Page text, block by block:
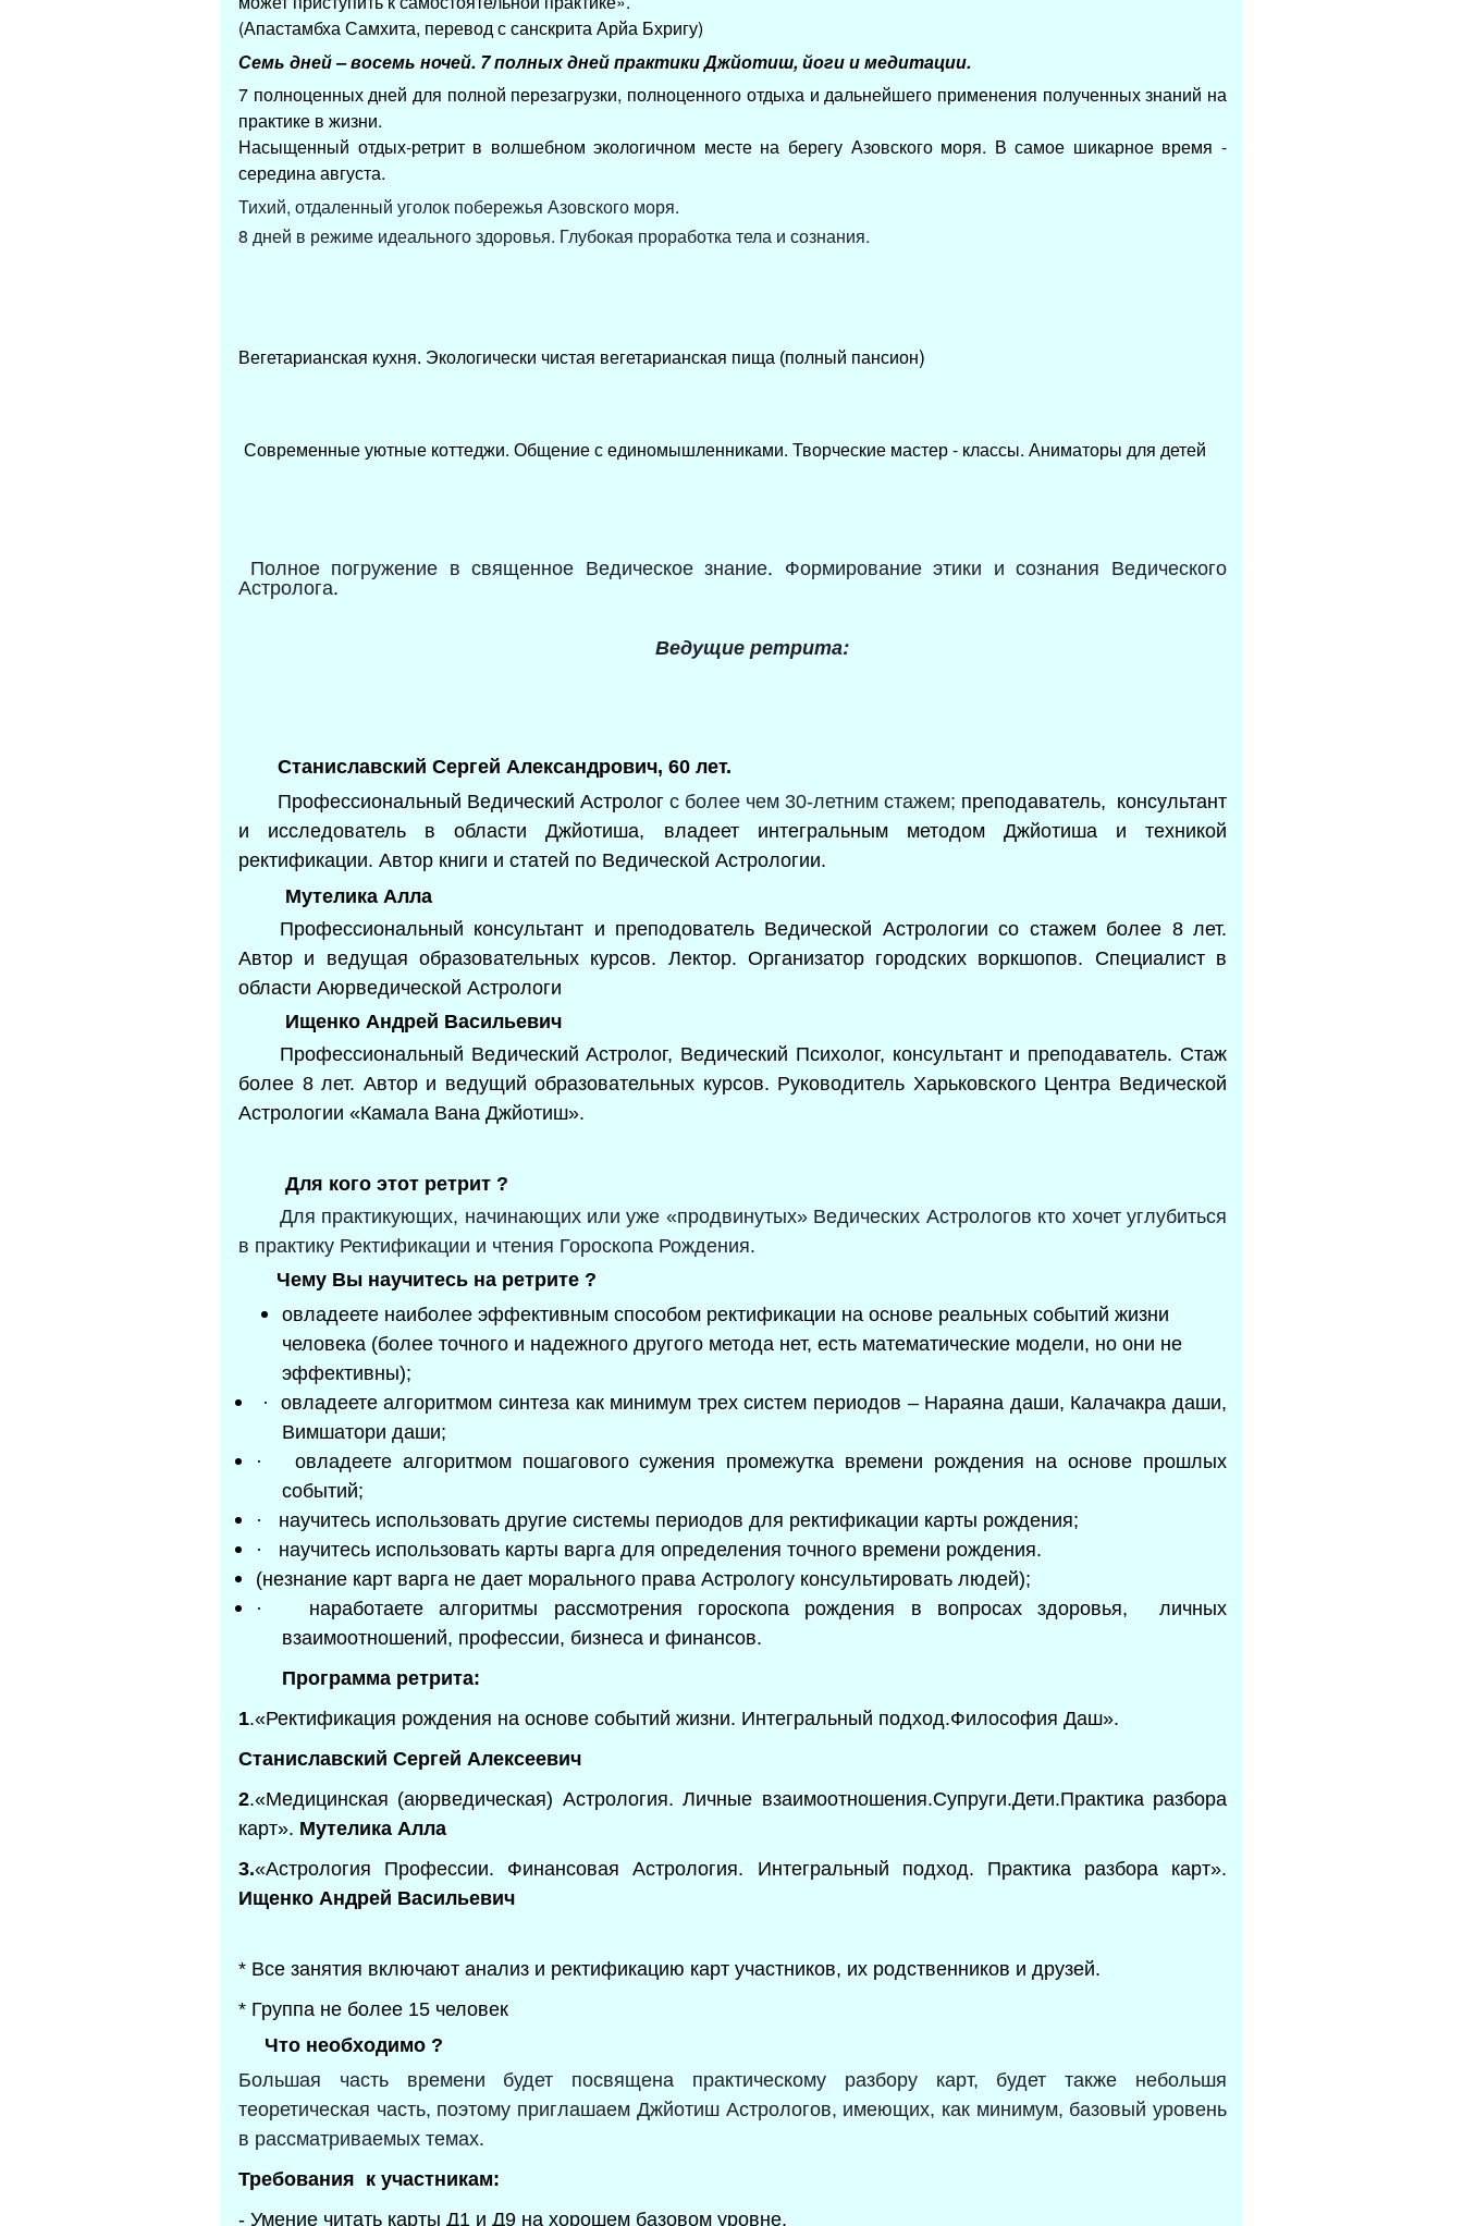
(Апастамбха Самхита, перевод с санскрита Арйа Бхригу)
Семь дней – восемь ночей. 7 полных дней практики Джйотиш, йоги и медитации.
7 полноценных дней для полной перезагрузки, полноценного отдыха и дальнейшего применения полученных знаний на
практике в жизни.
Насыщенный отдых-ретрит в волшебном экологичном месте на берегу Азовского моря. В самое шикарное время -
середина августа.
Тихий, отдаленный уголок побережья Азовского моря.
8 дней в режиме идеального здоровья. Глубокая проработка тела и сознания.
Вегетарианская кухня. Экологически чистая вегетарианская пища (полный пансион)
Современные уютные коттеджи. Общение с единомышленниками. Творческие мастер - классы. Аниматоры для детей
Полное погружение в священное Ведическое знание. Формирование этики и сознания Ведического
Астролога.
Ведущие ретрита:
Станиславский Сергей Александрович, 60 лет.
Профессиональный Ведический Астролог с более чем 30-летним стажем; преподаватель, консультант
и исследователь в области Джйотиша, владеет интегральным методом Джйотиша и техникой
ректификации. Автор книги и статей по Ведической Астрологии.
Мутелика Алла
Профессиональный консультант и преподователь Ведической Астрологии со стажем более 8 лет.
Автор и ведущая образовательных курсов. Лектор. Организатор городских воркшопов. Специалист в
области Аюрведической Астрологи
Ищенко Андрей Васильевич
Профессиональный Ведический Астролог, Ведический Психолог, консультант и преподаватель. Стаж
более 8 лет. Автор и ведущий образовательных курсов. Руководитель Харьковского Центра Ведической
Астрологии «Камала Вана Джйотиш».
Для кого этот ретрит ?
Для практикующих, начинающих или уже «продвинутых» Ведических Астрологов кто хочет углубиться
в практику Ректификации и чтения Гороскопа Рождения.
Чему Вы научитесь на ретрите ?
овладеете наиболее эффективным способом ректификации на основе реальных событий жизни
человека (более точного и надежного другого метода нет, есть математические модели, но они не
эффективны);
·
овладеете алгоритмом синтеза как минимум трех систем периодов – Нараяна даши, Калачакра даши,
Вимшатори даши;
·
овладеете алгоритмом пошагового сужения промежутка времени рождения на основе прошлых
событий;
·
научитесь использовать другие системы периодов для ректификации карты рождения;
·
научитесь использовать карты варга для определения точного времени рождения.
(незнание карт варга не дает морального права Астрологу консультировать людей);
·
наработаете алгоритмы рассмотрения гороскопа рождения в вопросах здоровья, личных
взаимоотношений, профессии, бизнеса и финансов.
Программа ретрита:
1.«Ректификация рождения на основе событий жизни. Интегральный подход.Философия Даш».
Станиславский Сергей Алексеевич
2.«Медицинская (аюрведическая) Астрология. Личные взаимоотношения.Супруги.Дети.Практика разбора
карт». Мутелика Алла
3.«Астрология Профессии. Финансовая Астрология. Интегральный подход. Практика разбора карт».
Ищенко Андрей Васильевич
* Все занятия включают анализ и ректификацию карт участников, их родственников и друзей.
* Группа не более 15 человек
Что необходимо ?
Большая часть времени будет посвящена практическому разбору карт, будет также небольшя
теоретическая часть, поэтому приглашаем Джйотиш Астрологов, имеющих, как минимум, базовый уровень
в рассматриваемых темах.
Требования к участникам:
- Умение читать карты Д1 и Д9 на хорошем базовом уровне,